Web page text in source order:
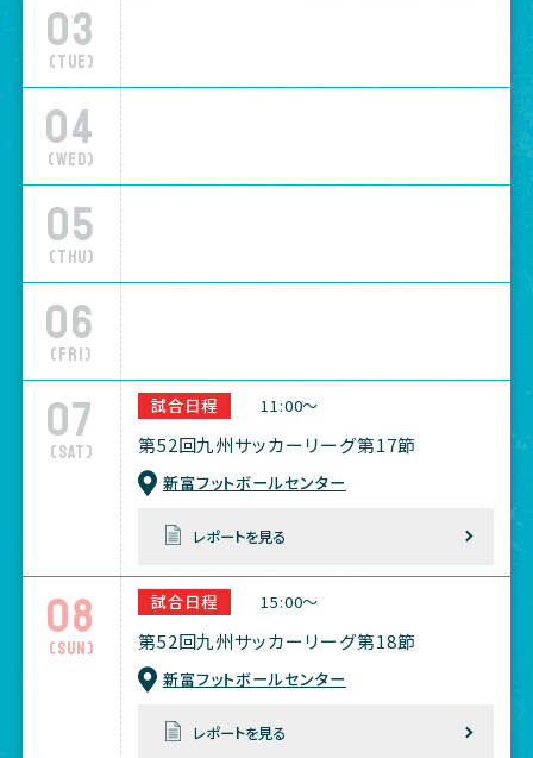
03
(Tue)
04
(Wed)
05
(Thu)
06
(Fri)
07
(Sat)
試合日程 11:00～
第52回九州サッカーリーグ第17節
新富フットボールセンター
レポートを見る
08
(Sun)
試合日程 15:00～
第52回九州サッカーリーグ第18節
新富フットボールセンター
レポートを見る